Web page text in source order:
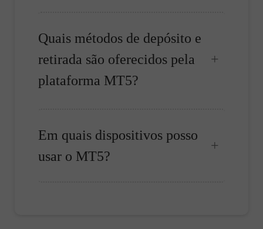
Quais métodos de depósito e
retirada são oferecidos pela
plataforma MT5?
Em quais dispositivos posso
usar o MT5?